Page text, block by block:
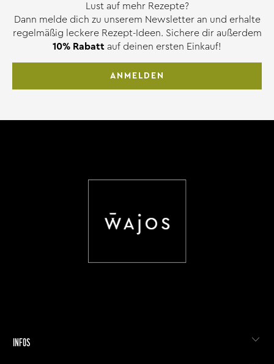
Lust auf mehr Rezepte?
Dann melde dich zu unserem Newsletter an und erhalte
regelmäßig leckere Rezept-Ideen. Sichere dir außerdem
10% Rabatt auf deinen ersten Einkauf!
ANMELDEN
INFOS